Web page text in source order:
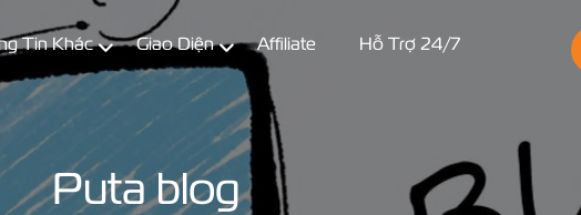
Tin Khác Giao Diện Affiliate Hỗ Trợ 24/7
Puta blog